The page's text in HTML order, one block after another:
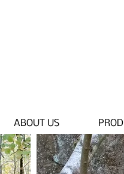
ABOUT US